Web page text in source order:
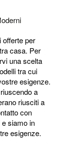
offerte per
casa. Per
una scelta
tra cui
esigenze.
a
riusciti a
con
siamo in
esigenze.